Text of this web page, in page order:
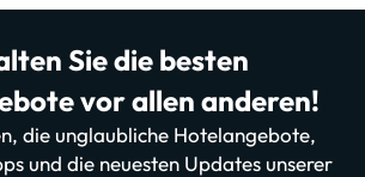
Sie die besten
vor allen anderen!
die unglaubliche Hotelangebote,
und die neuesten Updates unserer